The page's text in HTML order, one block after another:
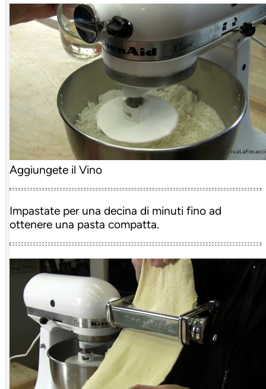
Aggiungete il Vino
Impastate per una decina di minuti fino ad
ottenere una pasta compatta.